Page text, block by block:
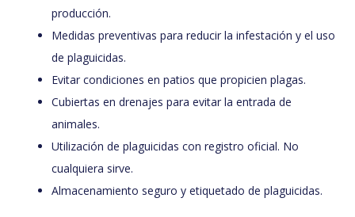
producción.
Medidas preventivas para reducir la infestación y el uso
de plaguicidas.
Evitar condiciones en patios que propicien plagas.
Cubiertas en drenajes para evitar la entrada de
animales.
Utilización de plaguicidas con registro oficial. No
cualquiera sirve.
Almacenamiento seguro y etiquetado de plaguicidas.